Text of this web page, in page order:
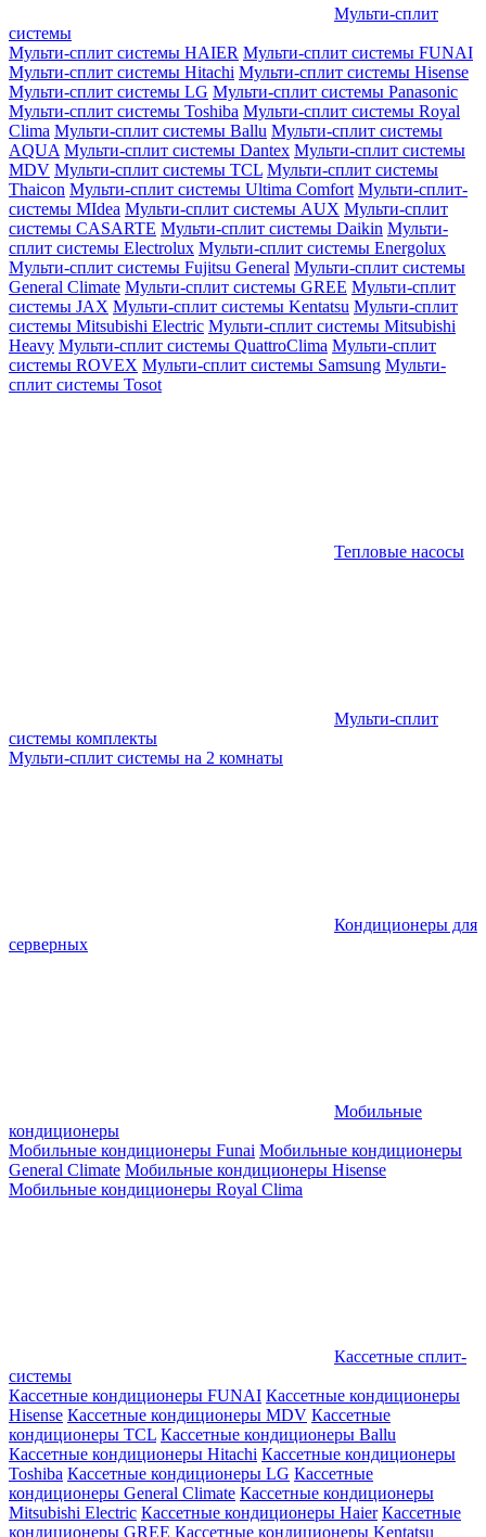
Мульти-сплит
системы
Мульти-сплит системы HAIER Мульти-сплит системы FUNAI
Мульти-сплит системы Hitachi Мульти-сплит системы Hisense
Мульти-сплит системы LG Мульти-сплит системы Panasonic
Мульти-сплит системы Toshiba Мульти-сплит системы Royal
Clima Мульти-сплит системы Ballu Мульти-сплит системы
AQUA Мульти-сплит системы Dantex Мульти-сплит системы
MDV Мульти-сплит системы TCL Мульти-сплит системы
Thaicon Мульти-сплит системы Ultima Comfort Мульти-сплит-
системы MIdea Мульти-сплит системы AUX Мульти-сплит
системы CASARTE Мульти-сплит системы Daikin Мульти-
сплит системы Electrolux Мульти-сплит системы Energolux
Мульти-сплит системы Fujitsu General Мульти-сплит системы
General Climate Мульти-сплит системы GREE Мульти-сплит
системы JAX Мульти-сплит системы Kentatsu Мульти-сплит
системы Mitsubishi Electric Мульти-сплит системы Mitsubishi
Heavy Мульти-сплит системы QuattroClima Мульти-сплит
системы ROVEX Мульти-сплит системы Samsung Мульти-
сплит системы Tosot
Тепловые насосы
Мульти-сплит
системы комплекты
Мульти-сплит системы на 2 комнаты
Кондиционеры для
серверных
Мобильные
кондиционеры
Мобильные кондиционеры Funai Мобильные кондиционеры
General Climate Мобильные кондиционеры Hisense
Мобильные кондиционеры Royal Clima
Кассетные сплит-
системы
Кассетные кондиционеры FUNAI Кассетные кондиционеры
Hisense Кассетные кондиционеры MDV Кассетные
кондиционеры TCL Кассетные кондиционеры Ballu
Кассетные кондиционеры Hitachi Кассетные кондиционеры
Toshiba Кассетные кондиционеры LG Кассетные
кондиционеры General Climate Кассетные кондиционеры
Mitsubishi Electric Кассетные кондиционеры Haier Кассетные
кондиционеры GREE Кассетные кондиционеры Kentatsu